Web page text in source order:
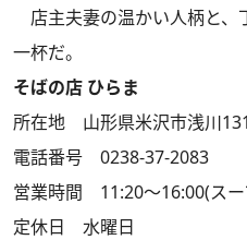
店主夫妻の温かい人柄と、
一杯だ。
そばの店 ひらま
所在地 山形県米沢市浅川
電話番号 0238-37-2083
営業時間 11:20～16:00(ス
定休日 水曜日